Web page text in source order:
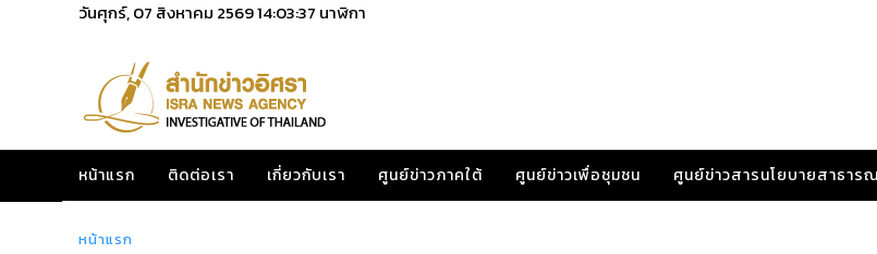
วันศุกร์, 07 สิงหาคม 256914:03:38 นาฬิกา
หน้าแรก ติดต่อเรา เกี่ยวกับเรา ศูนย์ข่าวภาคใต้ ศูนย์ข่าวเพื่อชุมชน ศูนย์ข่าวสารนโยบายสาธาร
หน้าแรก